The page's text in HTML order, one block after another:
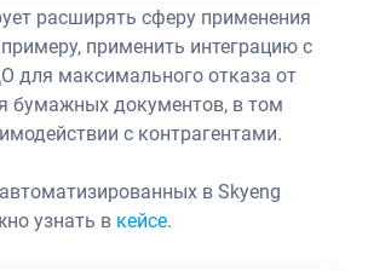
расширять сферу применения
применить интеграцию с
для максимального отказа от
бумажных документов, в том
с контрагентами.
в Skyeng
узнать в кейсе.